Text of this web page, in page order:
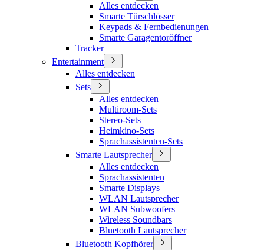
Alles entdecken
Smarte Türschlösser
Keypads & Fernbedienungen
Smarte Garagentoröffner
Tracker
Entertainment
Alles entdecken
Sets
Alles entdecken
Multiroom-Sets
Stereo-Sets
Heimkino-Sets
Sprachassistenten-Sets
Smarte Lautsprecher
Alles entdecken
Sprachassistenten
Smarte Displays
WLAN Lautsprecher
WLAN Subwoofers
Wireless Soundbars
Bluetooth Lautsprecher
Bluetooth Kopfhörer